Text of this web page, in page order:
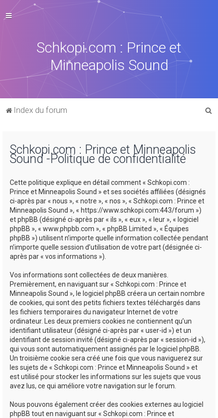
Schkopi.com : Prince et
Minneapolis Sound
Index du forum
Schkopi.com : Prince et Minneapolis
Sound -Politique de confidentialité
Cette politique explique en détail comment « Schkopi.com :
Prince et Minneapolis Sound » et ses sociétés affiliées (désignés
ci-après par « nous », « notre », « nos », « Schkopi.com : Prince et
Minneapolis Sound », « https://www.schkopi.com:443/forum »)
et phpBB (désigné ci-après par « ils », « eux », « leur », « logiciel
phpBB », « www.phpbb.com », « phpBB Limited », « Équipes
phpBB ») utilisent n’importe quelle information collectée pendant
n’importe quelle session d’utilisation de votre part (désignée ci-
après par « vos informations »).
Vos informations sont collectées de deux manières.
Premièrement, en naviguant sur « Schkopi.com : Prince et
Minneapolis Sound », le logiciel phpBB créera un certain nombre
de cookies, qui sont des petits fichiers textes téléchargés dans
les fichiers temporaires du navigateur Internet de votre
ordinateur. Les deux premiers cookies ne contiennent qu’un
identifiant utilisateur (désigné ci-après par « user-id ») et un
identifiant de session invité (désigné ci-après par « session-id »),
qui vous sont automatiquement assignés par le logiciel phpBB.
Un troisième cookie sera créé une fois que vous naviguerez sur
les sujets de « Schkopi.com : Prince et Minneapolis Sound » et
est utilisé pour stocker les informations sur les sujets que vous
avez lus, ce qui améliore votre navigation sur le forum.
Nous pouvons également créer des cookies externes au logiciel
phpBB tout en naviguant sur « Schkopi.com : Prince et